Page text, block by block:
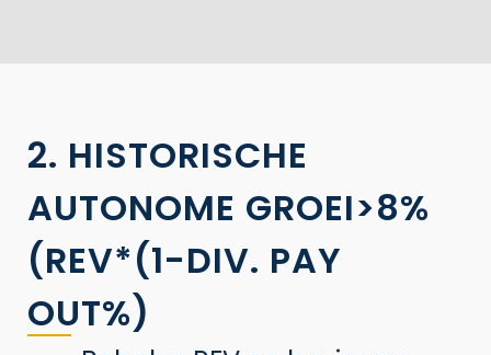
2. HISTORISCHE
AUTONOME GROEI>8%
(REV*(1-DIV. PAY
OUT%)